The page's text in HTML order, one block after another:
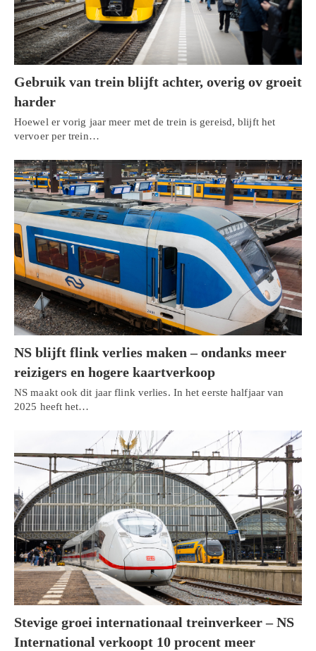
Gebruik van trein blijft achter, overig ov groeit
harder
Hoewel er vorig jaar meer met de trein is gereisd, blijft het
vervoer per trein…
NS blijft flink verlies maken – ondanks meer
reizigers en hogere kaartverkoop
NS maakt ook dit jaar flink verlies. In het eerste halfjaar van
2025 heeft het…
Stevige groei internationaal treinverkeer – NS
International verkoopt 10 procent meer